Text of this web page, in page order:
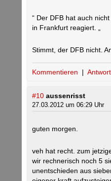
“ Der DFB hat auch
in Frankfurt reagiert. „
Stimmt, der DFB nicht.
Kommentieren |
#10 aussenrisst
27.03.2012 um 06:29 Uhr
guten morgen.
veh hat recht. zum
wir rechnerisch noch 5
unentschieden aus